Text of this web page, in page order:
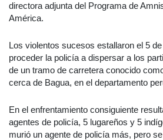
directora adjunta del Programa de
América.
Los violentos sucesos estallaron el 5
proceder la policía a dispersar a los
de un tramo de carretera conocido
cerca de Bagua, en el departamento
En el enfrentamiento consiguiente
agentes de policía, 5 lugareños y 5
murió un agente de policía más, pero